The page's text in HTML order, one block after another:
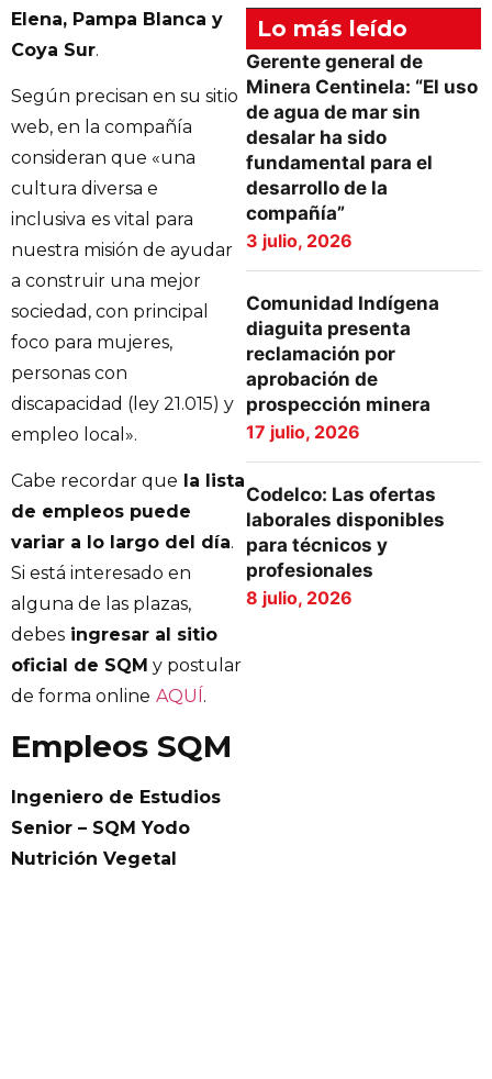
Elena, Pampa Blanca y
Coya Sur.
Según precisan en su sitio
web, en la compañía
consideran que «una
cultura diversa e
inclusiva es vital para
nuestra misión de ayudar
a construir una mejor
sociedad, con principal
foco para mujeres,
personas con
discapacidad (ley 21.015) y
empleo local».
Cabe recordar que la lista
de empleos puede
variar a lo largo del día.
Si está interesado en
alguna de las plazas,
debes ingresar al sitio
oficial de SQM y postular
de forma online AQUÍ .
Empleos SQM
Ingeniero de Estudios
Senior – SQM Yodo
Nutrición Vegetal
Lo más leído
Gerente general de
Minera Centinela: “El uso
de agua de mar sin
desalar ha sido
fundamental para el
desarrollo de la
compañía”
3 julio, 2026
Comunidad Indígena
diaguita presenta
reclamación por
aprobación de
prospección minera
17 julio, 2026
Codelco: Las ofertas
laborales disponibles
para técnicos y
profesionales
8 julio, 2026